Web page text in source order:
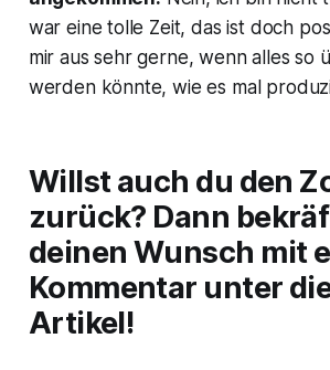
war eine tolle Zeit, das ist doch
mir aus sehr gerne, wenn alles so
werden könnte, wie es mal
Willst auch du den
zurück? Dann
deinen Wunsch mit
Kommentar unter
Artikel!